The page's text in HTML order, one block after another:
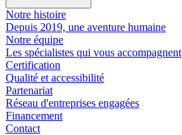
Notre histoire
Depuis 2019, une aventure humaine
Notre équipe
Les spécialistes qui vous accompagnent
Certification
Qualité et accessibilité
Partenariat
Réseau d'entreprises engagées
Financement
Contact